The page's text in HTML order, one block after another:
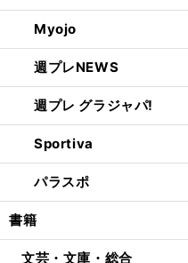
Myojo
週プレNEWS
週プレ グラジャパ!
Sportiva
パラスポ
書籍
文芸・文庫・総合